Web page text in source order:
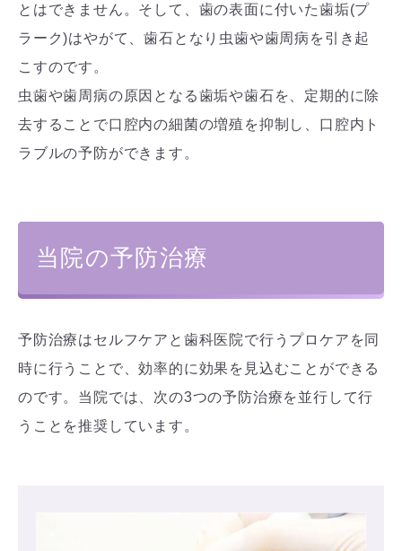
とはできません。そして、歯の表面に付いた歯垢(プ
ラーク)はやがて、歯石となり虫歯や歯周病を引き起
こすのです。
虫歯や歯周病の原因となる歯垢や歯石を、定期的に除
去することで口腔内の細菌の増殖を抑制し、口腔内ト
ラブルの予防ができます。
当院の予防治療
予防治療はセルフケアと歯科医院で行うプロケアを同
時に行うことで、効率的に効果を見込むことができる
のです。当院では、次の3つの予防治療を並行して行
うことを推奨しています。